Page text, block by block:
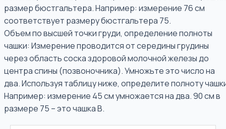
размер бюстгальтера. Например: измерение 76 см
соответствует размеру бюстгальтера 75.
Объем по высшей точки груди, определение полноты
чашки: Измерение проводится от середины грудины
через область соска здоровой молочной железы до
центра спины (позвоночника). Умножьте это число на
два. Используя таблицу ниже, определите полноту
Например: измерение 45 см умножается на два. 90 см в
размере 75 – это чашка В.